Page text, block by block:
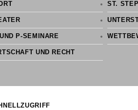
ST.
P-SEMINARE
UND RECHT